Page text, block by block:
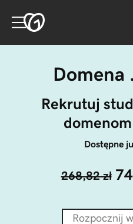
Domena
Rekrutuj
Dostępne
268,82 zł